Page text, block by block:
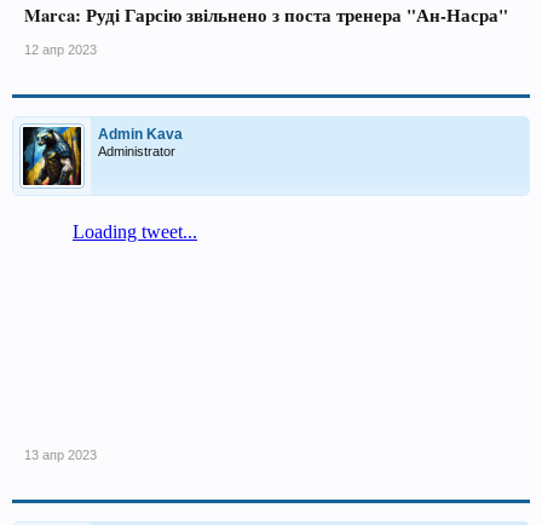
Marca: Руді Гарсію звільнено з поста тренера "Ан-Насра"
12 апр 2023
Admin Kava
Administrator
13 апр 2023